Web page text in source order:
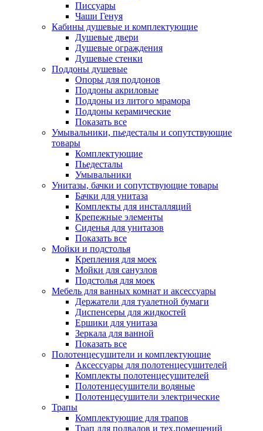
Писсуары
Чаши Генуя
Кабины душевые и комплектующие
Душевые двери
Душевые ограждения
Душевые стенки
Поддоны душевые
Опоры для поддонов
Поддоны акриловые
Поддоны из литого мрамора
Поддоны керамические
Показать все
Умывальники, пьедесталы и сопутствующие
товары
Комплектующие
Пьедесталы
Умывальники
Унитазы, бачки и сопутствующие товары
Бачки для унитаза
Комплекты для инсталляций
Крепежные элементы
Сиденья для унитазов
Показать все
Мойки и подстолья
Крепления для моек
Мойки для санузлов
Подстолья для моек
Мебель для ванных комнат и аксессуары
Держатели для туалетной бумаги
Диспенсеры для жидкостей
Ершики для унитаза
Зеркала для ванной
Показать все
Полотенцесушители и комплектующие
Аксессуары для полотенцесушителей
Комплекты полотенцесушителей
Полотенцесушители водяные
Полотенцесушители электрические
Трапы
Комплектующие для трапов
Трап для подвалов и тех.помещений